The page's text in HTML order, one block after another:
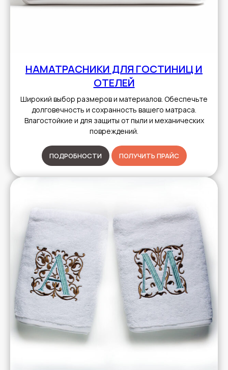
НАМАТРАСНИКИ ДЛЯ ГОСТИНИЦ И
ОТЕЛЕЙ
Широкий выбор размеров и материалов. Обеспечьте
долговечность и сохранность вашего матраса.
Влагостойкие и для защиты от пыли и механических
повреждений.
ПОДРОБНОСТИ ПОЛУЧИТЬ ПРАЙС